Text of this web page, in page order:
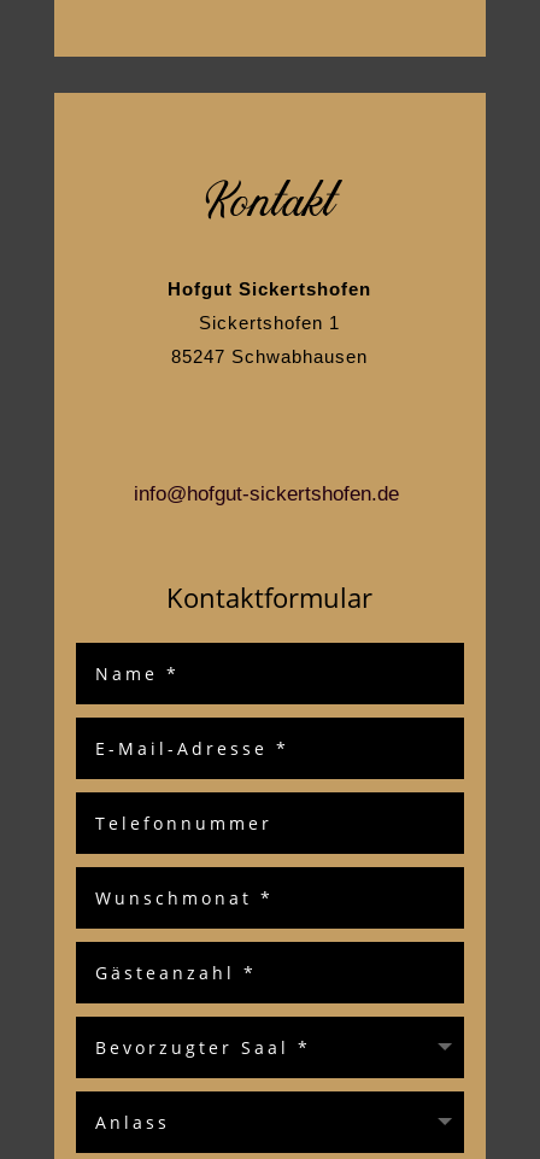
Kontakt
Hofgut Sickertshofen
Sickertshofen 1
85247 Schwabhausen
info@hofgut-sickertshofen.de
Kontaktformular